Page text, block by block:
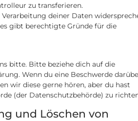
zu transferieren.
deiner Daten
gibt berechtigte Gründe für die
bitte. Bitte beziehe dich auf die
Wenn du eine Beschwerde
wir diese gerne hören, aber du hast
(der Datenschutzbehörde) zu
und Löschen von